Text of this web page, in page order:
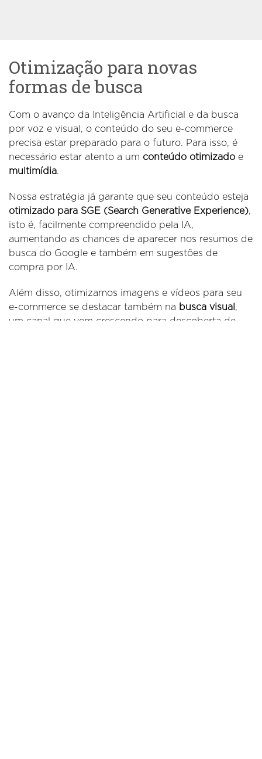
Otimização para novas
formas de busca
Com o avanço da Inteligência Artificial e da busca
por voz e visual, o conteúdo do seu e-commerce
precisa estar preparado para o futuro. Para isso, é
necessário estar atento a um conteúdo otimizado e
multimídia.
Nossa estratégia já garante que seu conteúdo esteja
otimizado para SGE (Search Generative Experience),
isto é, facilmente compreendido pela IA,
aumentando as chances de aparecer nos resumos de
busca do Google e também em sugestões de
compra por IA.
Além disso, otimizamos imagens e vídeos para seu
e-commerce se destacar também na busca visual ,
um canal que vem crescendo para descoberta de